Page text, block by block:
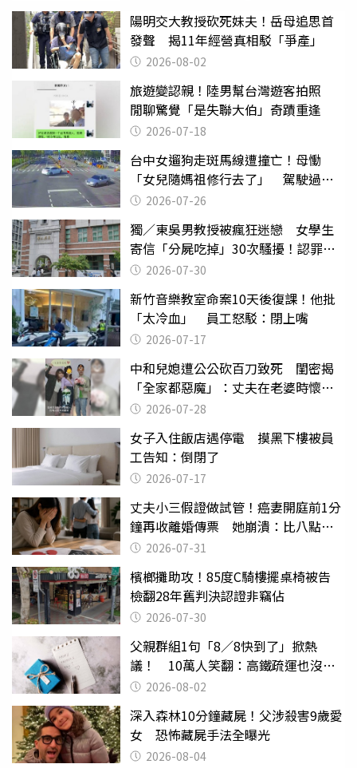
陽明交大教授砍死妹夫！岳母追思首
發聲 揭11年經營真相駁「爭產」
2026-08-02
旅遊變認親！陸男幫台灣遊客拍照
閒聊驚覺「是失聯大伯」奇蹟重逢
2026-07-18
台中女遛狗走斑馬線遭撞亡！母慟
「女兒隨媽祖修行去了」 駕駛過失
致死判9月
2026-07-26
獨／東吳男教授被瘋狂迷戀 女學生
寄信「分屍吃掉」30次騷擾！認罪免
關 2026-07-30
新竹音樂教室命案10天後復課！他批
「太冷血」 員工怒駁：閉上嘴
2026-07-17
中和兒媳遭公公砍百刀致死 閨密揭
「全家都惡魔」：丈夫在老婆時懷孕
摔東西
2026-07-28
女子入住飯店遇停電 摸黑下樓被員
工告知：倒閉了
2026-07-17
丈夫小三假證做試管！癌妻開庭前1分
鐘再收離婚傳票 她崩潰：比八點檔
還扯2026-07-31
檳榔攤助攻！85度C騎樓擺桌椅被告
檢翻28年舊判決認證非竊佔
2026-07-30
父親群組1句「8／8快到了」掀熱
議！ 10萬人笑翻：高鐵疏運也沒列
父親節
2026-08-02
深入森林10分鐘藏屍！父涉殺害9歲愛
女 恐怖藏屍手法全曝光
2026-08-04